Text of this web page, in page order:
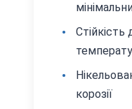
корозії